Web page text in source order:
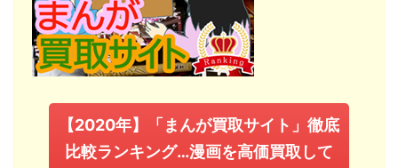
【2020年】「まんが買取サイト」徹底
比較ランキング…漫画を高価買取して